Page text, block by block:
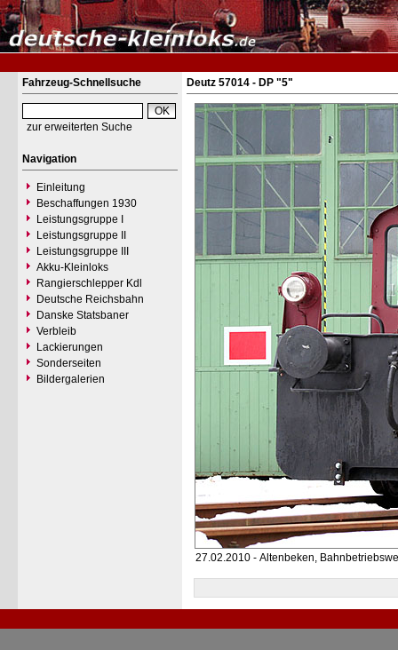
Fahrzeug-Schnellsuche
zur erweiterten Suche
Navigation
Einleitung
Beschaffungen 1930
Leistungsgruppe I
Leistungsgruppe II
Leistungsgruppe III
Akku-Kleinloks
Rangierschlepper Kdl
Deutsche Reichsbahn
Danske Statsbaner
Verbleib
Lackierungen
Sonderseiten
Bildergalerien
Deutz 57014 - DP "5"
27.02.2010 - Altenbeken,